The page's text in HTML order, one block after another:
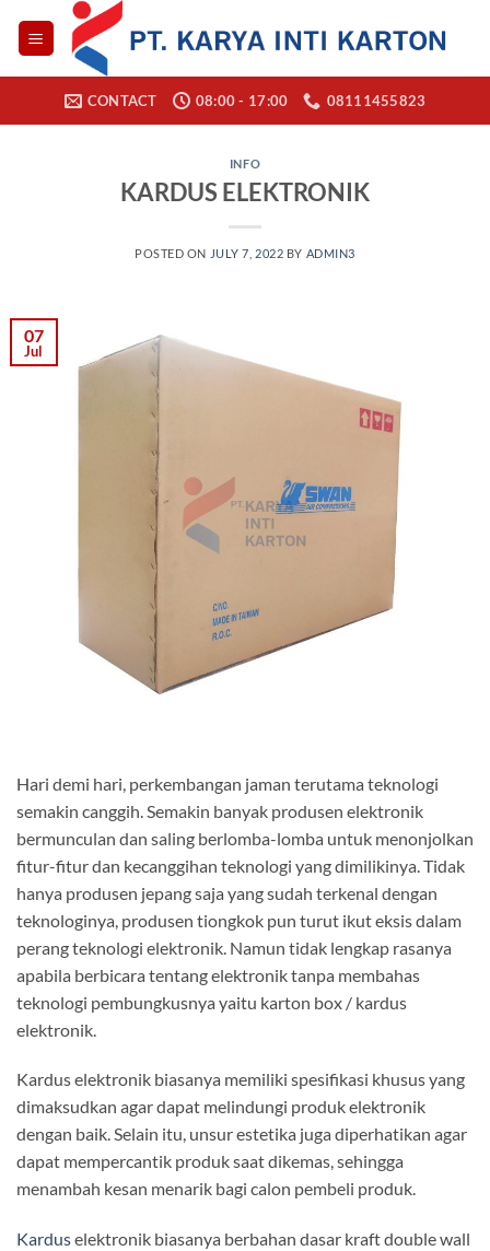
CONTACT 08:00 - 17:00 08111455823
INFO
KARDUS ELEKTRONIK
POSTED ON JULY 7, 2022 BY ADMIN3
07
Jul
Hari demi hari, perkembangan jaman terutama teknologi
semakin canggih. Semakin banyak produsen elektronik
bermunculan dan saling berlomba-lomba untuk menonjolkan
fitur-fitur dan kecanggihan teknologi yang dimilikinya. Tidak
hanya produsen jepang saja yang sudah terkenal dengan
teknologinya, produsen tiongkok pun turut ikut eksis dalam
perang teknologi elektronik. Namun tidak lengkap rasanya
apabila berbicara tentang elektronik tanpa membahas
teknologi pembungkusnya yaitu karton box / kardus
elektronik.
Kardus elektronik biasanya memiliki spesifikasi khusus yang
dimaksudkan agar dapat melindungi produk elektronik
dengan baik. Selain itu, unsur estetika juga diperhatikan agar
dapat mempercantik produk saat dikemas, sehingga
menambah kesan menarik bagi calon pembeli produk.
Karduselektronik biasanya berbahan dasar kraft double wall